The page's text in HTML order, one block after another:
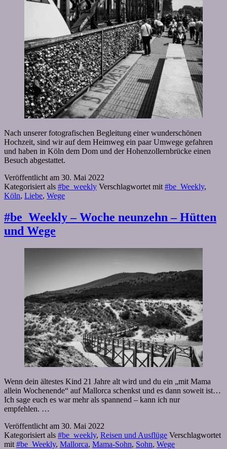
Nach unserer fotografischen Begleitung einer wunderschönen
Hochzeit, sind wir auf dem Heimweg ein paar Umwege gefahren
und haben in Köln dem Dom und der Hohenzollernbrücke einen
Besuch abgestattet.
Veröffentlicht am 30. Mai 2022
Kategorisiert als #be_weekly Verschlagwortet mit #be_Weekly,
Köln, Liebe, Wege
#be_Weekly – Woche neunzehn – Hütten
und Wege
Wenn dein ältestes Kind 21 Jahre alt wird und du ein „mit Mama
allein Wochenende“ auf Mallorca schenkst und es dann soweit ist…
Ich sage euch es war mehr als spannend – kann ich nur
empfehlen. …
Veröffentlicht am 30. Mai 2022
Kategorisiert als #be_weekly, Reisen und Ausflüge Verschlagwortet
mit #be_Weekly, Mallorca, Mama-Sohn, Sohn, Wege